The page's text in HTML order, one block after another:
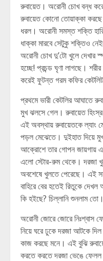
রুবায়েত। অরোনী চোখ বন্ধ করে
রুবায়েত কোনো তোয়াক্কা
ধরল। অরোনী সমস্ত শক্তি
ধাক্কা মারবে সেটুকু শক্তিও
অরোনী চোখ দু’টো খুলে দেখার
হচ্ছে! প্রচন্ড ঘৃণা লাগছে।
করেই ফুটন্ত গরম কফির
প্রথমে ভারী কেটলির আঘাতে
মুখ ঝলসে গেল। রুবায়েত
এই অবস্থায় রুবায়েতকে ল্যাং
পড়ল মেঝেতে। দুইহাত দিয়ে
আক্রোশে তার গোপন জায়গায়
এলো স্টোর-রুম থেকে। দরজা
অবশেষে খুলতে পেরেছে। এই
বাহিরে বের হতেই রিতুকে
কি হইছে? চিল্লানি শুনলাম
অরোনী জোরে জোরে নিঃশ্বাস
নিয়ে ঘরে ঢুকে দরজা আটকে
কাজ করছে মনে। এই বুঝি
করতে করতে দরজা ভেঙে